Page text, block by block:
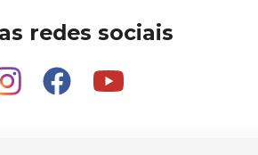
redes sociais